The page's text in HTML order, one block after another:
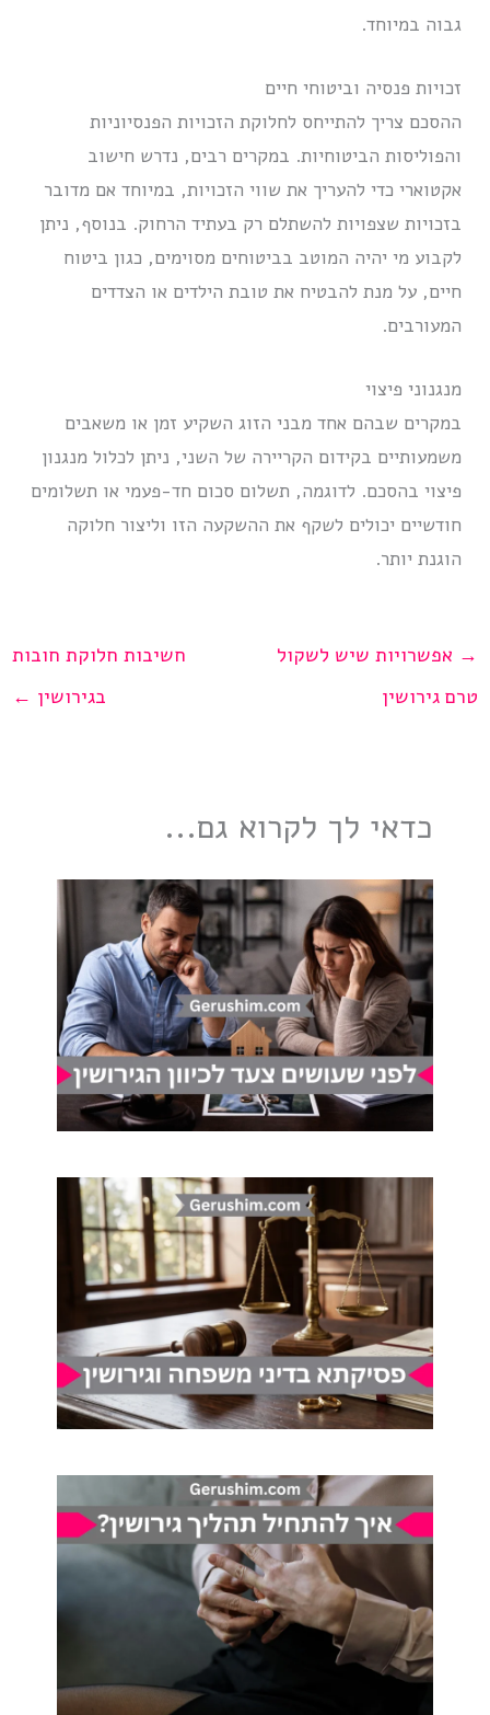
גבוה במיוחד.
זכויות פנסיה וביטוחי חיים
ההסכם צריך להתייחס לחלוקת הזכויות הפנסיוניות
והפוליסות הביטוחיות. במקרים רבים, נדרש חישוב
אקטוארי כדי להעריך את שווי הזכויות, במיוחד אם מדובר
בזכויות שצפויות להשתלם רק בעתיד הרחוק. בנוסף, ניתן
לקבוע מי יהיה המוטב בביטוחים מסוימים, כגון ביטוח
חיים, על מנת להבטיח את טובת הילדים או הצדדים
המעורבים.
מנגנוני פיצוי
במקרים שבהם אחד מבני הזוג השקיע זמן או משאבים
משמעותיים בקידום הקריירה של השני, ניתן לכלול מנגנון
פיצוי בהסכם. לדוגמה, תשלום סכום חד-פעמי או תשלומים
חודשיים יכולים לשקף את ההשקעה הזו וליצור חלוקה
הוגנת יותר.
חשיבות חלוקת חובות
בגירושין ←
→ אפשרויות שיש לשקול
טרם גירושין
כדאי לך לקרוא גם...